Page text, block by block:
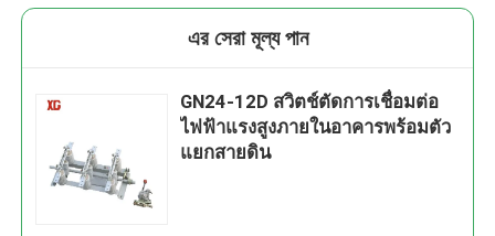
এর সেরা মূল্য পান
GN24-12D สวิตช์ตัดการเชื่อมต่อ
ไฟฟ้าแรงสูงภายในอาคารพร้อมตัว
แยกสายดิน